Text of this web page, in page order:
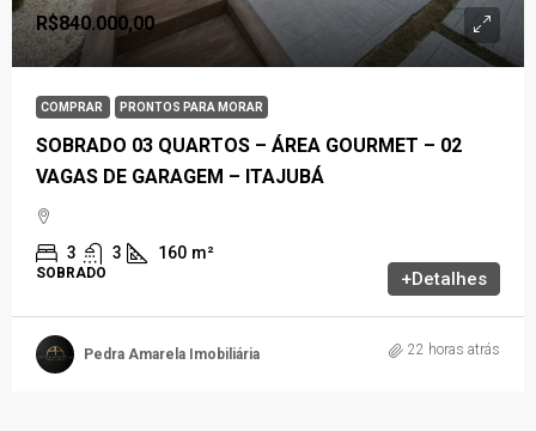
R$840.000,00
COMPRAR PRONTOS PARA MORAR
SOBRADO 03 QUARTOS – ÁREA GOURMET – 02
VAGAS DE GARAGEM – ITAJUBÁ
3 3 160 m²
SOBRADO +Detalhes
Pedra Amarela Imobiliária 22 horas atrás